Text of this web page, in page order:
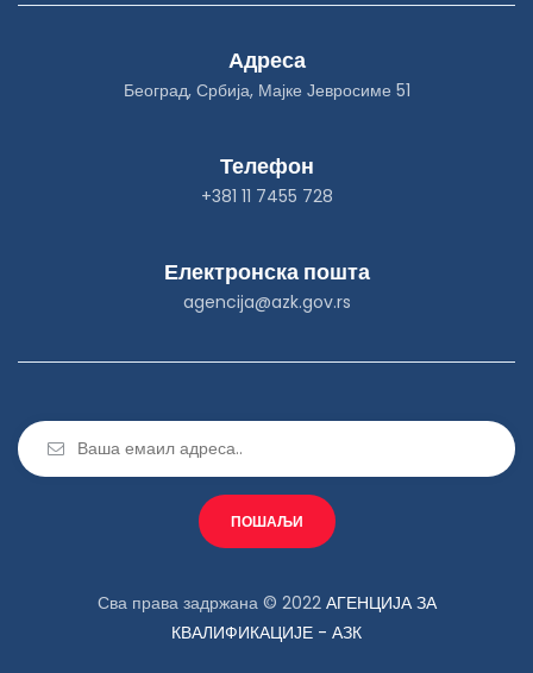
Адреса
Београд, Србија, Мајке Јевросиме 51
Телефон
+381 11 7455 728
Електронска пошта
agencija@azk.gov.rs
Сва права задржана © 2022 АГЕНЦИЈА ЗА
КВАЛИФИКАЦИЈЕ - АЗК